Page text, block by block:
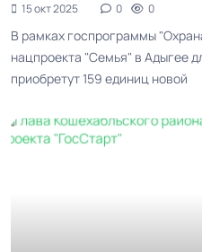
15 окт 2025 0 0
В рамках госпрограммы
нацпроекта "Семья" в Адыгее
приобретут 159 единиц новой